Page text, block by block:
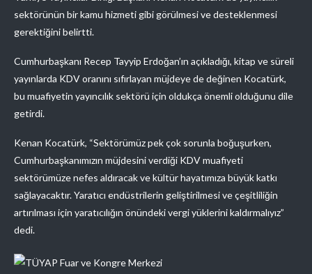
sektörünün bir kamu hizmeti gibi görülmesi ve desteklenmesi
gerektiğini belirtti.
Cumhurbaşkanı Recep Tayyip Erdoğan’ın açıkladığı, kitap ve süreli
yayınlarda KDV oranını sıfırlayan müjdeye de değinen Kocatürk,
bu muafiyetin yayıncılık sektörü için oldukça önemli olduğunu dile
getirdi.
Kenan Kocatürk, “Sektörümüz pek çok sorunla boğuşurken,
Cumhurbaşkanımızın müjdesini verdiği KDV muafiyeti
sektörümüze nefes aldıracak ve kültür hayatımıza büyük katkı
sağlayacaktır. Yaratıcı endüstrilerin geliştirilmesi ve çeşitliliğin
artırılması için yaratıcılığın önündeki vergi yüklerini kaldırmalıyız”
dedi.